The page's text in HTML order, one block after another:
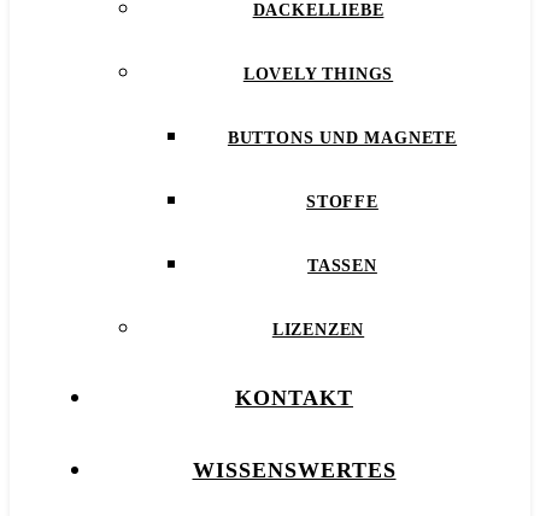
DACKELLIEBE
LOVELY THINGS
BUTTONS UND MAGNETE
STOFFE
TASSEN
LIZENZEN
KONTAKT
WISSENSWERTES